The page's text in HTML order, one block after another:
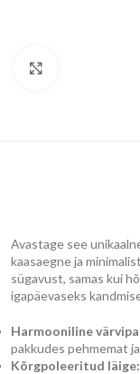
Avastage see
kaasaegne ja
sügavust, samas kui
igapäevaseks
Harmooniline
pakkudes pehmemat
Kõrgpoleeritud läige: